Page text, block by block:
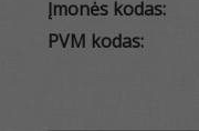
Įmonės kodas:
PVM kodas: